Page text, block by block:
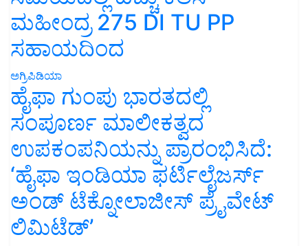
ಮಹೀಂದ್ರ 275 DI TU PP
ಸಹಾಯದಿಂದ
ಅಗ್ರಿಪಿಡಿಯಾ
ಹೈಫಾ ಗುಂಪು ಭಾರತದಲ್ಲಿ
ಸಂಪೂರ್ಣ ಮಾಲೀಕತ್ವದ
ಉಪಕಂಪನಿಯನ್ನು ಪ್ರಾರಂಭಿಸಿದೆ:
‘ಹೈಫಾ ಇಂಡಿಯಾ ಫರ್ಟಿಲೈಜರ್ಸ್
ಅಂಡ್ ಟೆಕ್ನೋಲಾಜೀಸ್ ಪ್ರೈವೇಟ್
ಲಿಮಿಟೆಡ್’